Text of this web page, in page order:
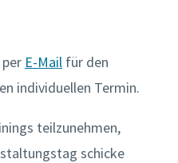
E-Mail für den
individuellen Termin.
teilzunehmen,
schicke